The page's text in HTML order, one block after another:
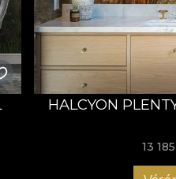
HALCYON
13